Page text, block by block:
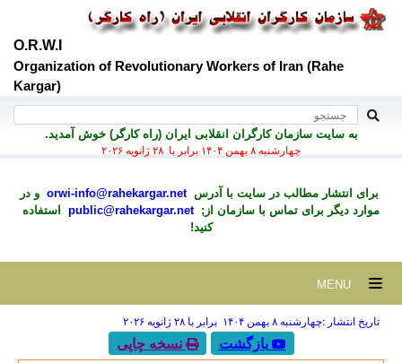
O.R.W.I
Organization of Revolutionary Workers of Iran (Rahe
Kargar)
به سايت سازمان کارگران انقلابی ايران (راه کارگر) خوش آمديد.
چهارشنبه ۸ بهمن ۱۴۰۴ برابر با ۲۸ ژانويه ۲۰۲۶
برای انتشار مطالب در سايت با آدرسorwi-info@rahekargar.net و در
موارد ديگر برای تماس با سازمان از;public@rahekargar.net
استفاده
کنید!
تاریخ انتشار :چهارشنبه ۸ بهمن ۱۴۰۴ برابر با ۲۸ ژانويه ۲۰۲۶
بازگشت نسخه چاپی